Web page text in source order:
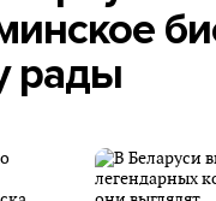
рады